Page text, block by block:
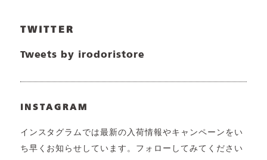
TWITTER
Tweets by irodoristore
INSTAGRAM
インスタグラムでは最新の入荷情報やキャンペーンをい
ち早くお知らせしています。フォローしてみてください